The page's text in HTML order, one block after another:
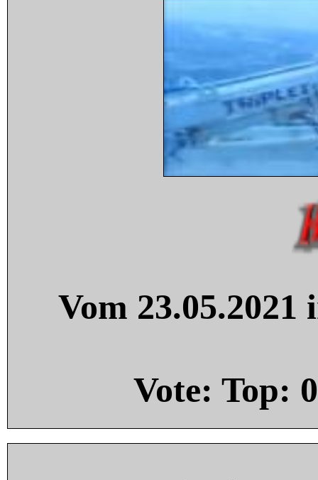
Vom
Vote: Top: 0